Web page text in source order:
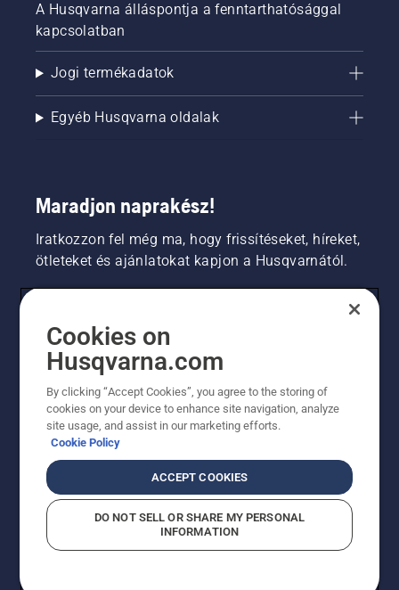
A Husqvarna álláspontja a fenntarthatósággal
kapcsolatban
Jogi termékadatok
Egyéb Husqvarna oldalak
Maradjon naprakész!
Iratkozzon fel még ma, hogy frissítéseket, híreket,
ötleteket és ajánlatokat kapjon a Husqvarnától.
PROFESSZIONÁLIS
Cookies on
Husqvarna.com
By clicking “Accept Cookies”, you agree to the storing of
cookies on your device to enhance site navigation, analyze
site usage, and assist in our marketing efforts.
Cookie Policy
ACCEPT COOKIES
DO NOT SELL OR SHARE MY PERSONAL
INFORMATION